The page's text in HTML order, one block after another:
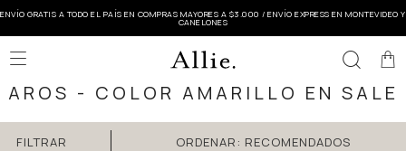
ENVÍO GRATIS A TODO EL PAÍS EN COMPRAS MAYORES A $3.000 / ENVÍO EXPRESS EN MONTEVIDEO Y
CANELONES

AROS - COLOR AMARILLO EN SALE
RECOMENDADOS